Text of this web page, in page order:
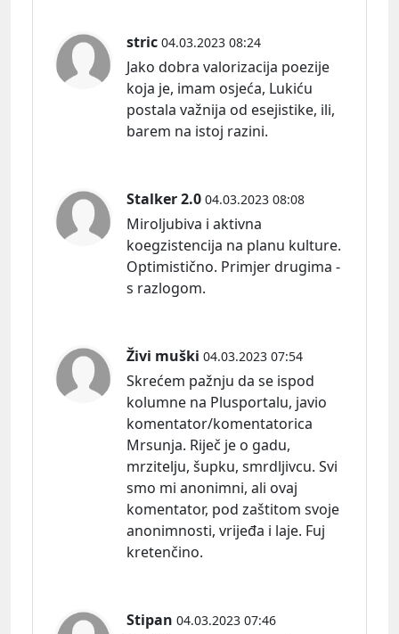
stric 04.03.2023 08:24
Jako dobra valorizacija poezije
koja je, imam osjeća, Lukiću
postala važnija od esejistike, ili,
barem na istoj razini.
Stalker 2.0 04.03.2023 08:08
Miroljubiva i aktivna
koegzistencija na planu kulture.
Optimistično. Primjer drugima -
s razlogom.
Živi muški 04.03.2023 07:54
Skrećem pažnju da se ispod
kolumne na Plusportalu, javio
komentator/komentatorica
Mrsunja. Riječ je o gadu,
mrzitelju, šupku, smrdljivcu. Svi
smo mi anonimni, ali ovaj
komentator, pod zaštitom svoje
anonimnosti, vrijeđa i laje. Fuj
kretenčino.
Stipan 04.03.2023 07:46